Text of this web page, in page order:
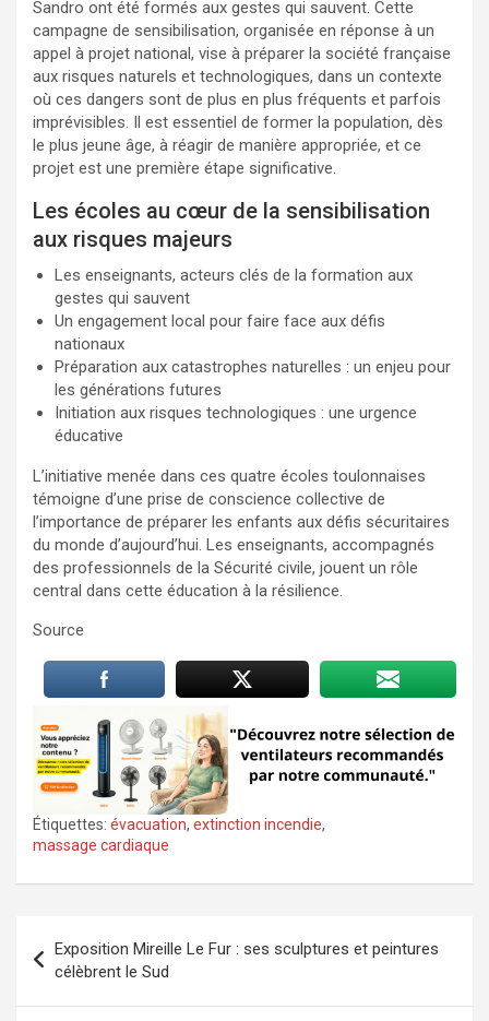
Sandro ont été formés aux gestes qui sauvent. Cette
campagne de sensibilisation, organisée en réponse à un
appel à projet national, vise à préparer la société française
aux risques naturels et technologiques, dans un contexte
où ces dangers sont de plus en plus fréquents et parfois
imprévisibles. Il est essentiel de former la population, dès
le plus jeune âge, à réagir de manière appropriée, et ce
projet est une première étape significative.
Les écoles au cœur de la sensibilisation
aux risques majeurs
Les enseignants, acteurs clés de la formation aux
gestes qui sauvent
Un engagement local pour faire face aux défis
nationaux
Préparation aux catastrophes naturelles : un enjeu pour
les générations futures
Initiation aux risques technologiques : une urgence
éducative
L’initiative menée dans ces quatre écoles toulonnaises
témoigne d’une prise de conscience collective de
l’importance de préparer les enfants aux défis sécuritaires
du monde d’aujourd’hui. Les enseignants, accompagnés
des professionnels de la Sécurité civile, jouent un rôle
central dans cette éducation à la résilience.
Source
Étiquettes: évacuation, extinction incendie,
massage cardiaque
de
l’article
Exposition Mireille Le Fur : ses sculptures et peintures
célèbrent le Sud